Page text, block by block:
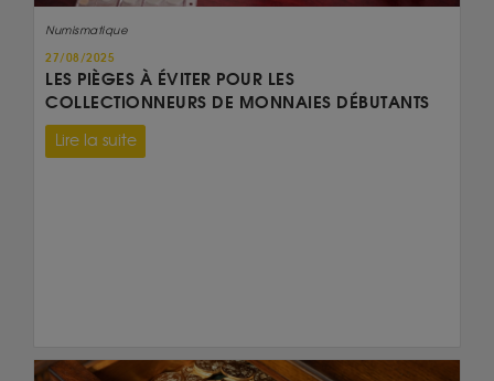
Numismatique
27/08/2025
LES PIÈGES À ÉVITER POUR LES
COLLECTIONNEURS DE MONNAIES DÉBUTANTS
Lire la suite